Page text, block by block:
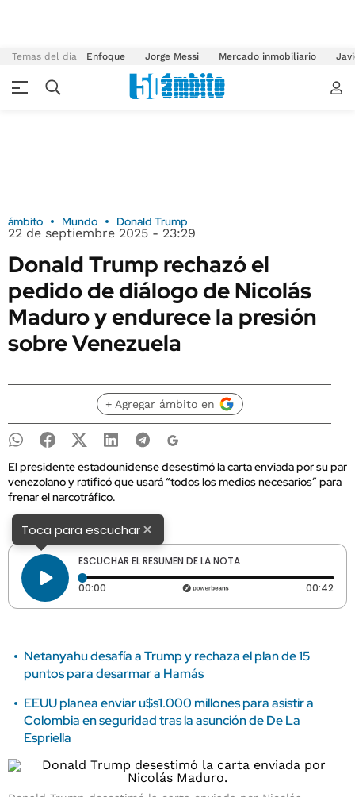
Temas del día Enfoque Jorge Messi Mercado inmobiliario
ámbito Mundo Donald Trump
22 de septiembre 2025 - 23:29
Donald Trump rechazó el
pedido de diálogo de Nicolás
Maduro y endurece la presión
sobre Venezuela
+ Agregar ámbito en
El presidente estadounidense desestimó la carta enviada por su par
venezolano y ratificó que usará “todos los medios necesarios” para
frenar el narcotráfico.
Toca para escuchar×
ESCUCHAR EL RESUMEN DE LA NOTA
00:00 Tiempo transcurrido: 0 segundos 00:42
Netanyahu desafía a Trump y rechaza el plan de 15
puntos para desarmar a Hamás
EEUU planea enviar u$s1.000 millones para asistir a
Colombia en seguridad tras la asunción de De La
Espriella